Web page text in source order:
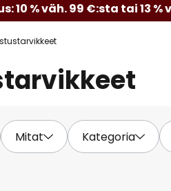
10 % väh. 99 €:sta tai 13 %
Mitat Kategoria